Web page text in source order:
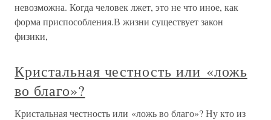
невозможна. Когда человек лжет, это не что иное, как
форма приспособления.В жизни существует закон
физики,
Кристальная честность или «ложь
во благо»?
Кристальная честность или «ложь во благо»? Ну кто из